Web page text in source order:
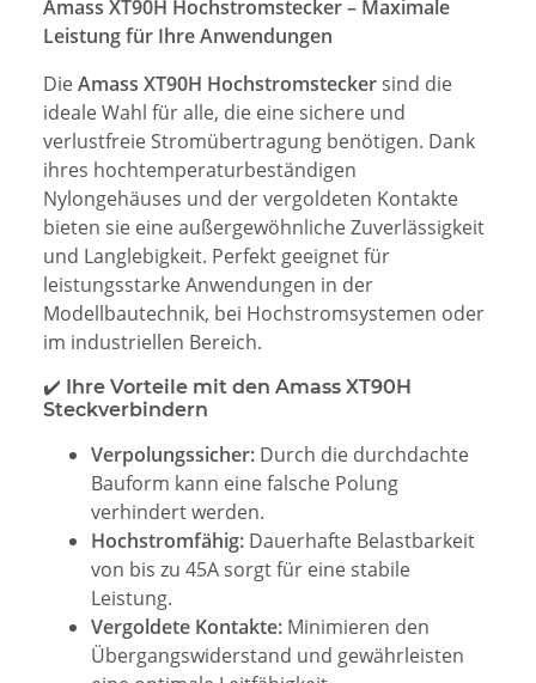
Amass XT90H Hochstromstecker – Maximale
Leistung für Ihre Anwendungen
DieAmass XT90H Hochstromstecker sind die
ideale Wahl für alle, die eine sichere und
verlustfreie Stromübertragung benötigen. Dank
ihres hochtemperaturbeständigen
Nylongehäuses und der vergoldeten Kontakte
bieten sie eine außergewöhnliche Zuverlässigkeit
und Langlebigkeit. Perfekt geeignet für
leistungsstarke Anwendungen in der
Modellbautechnik, bei Hochstromsystemen oder
im industriellen Bereich.
✔️ Ihre Vorteile mit den Amass XT90H
Steckverbindern
Verpolungssicher: Durch die durchdachte
Bauform kann eine falsche Polung
verhindert werden.
Hochstromfähig: Dauerhafte Belastbarkeit
von bis zu 45A sorgt für eine stabile
Leistung.
Vergoldete Kontakte: Minimieren den
Übergangswiderstand und gewährleisten